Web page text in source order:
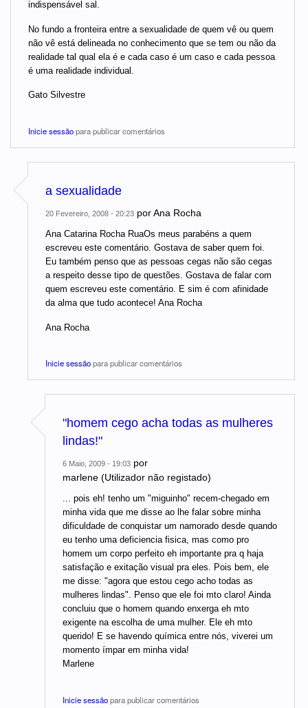
indispensável sal.
No fundo a fronteira entre a sexualidade de quem vê ou quem
não vê está delineada no conhecimento que se tem ou não da
realidade tal qual ela é e cada caso é um caso e cada pessoa
é uma realidade individual.
Gato Silvestre
Inicie sessãopara publicar comentários
a sexualidade
20 Fevereiro, 2008 - 20:23 porAna Rocha
Ana Catarina Rocha RuaOs meus parabéns a quem
escreveu este comentário. Gostava de saber quem foi.
Eu também penso que as pessoas cegas não são cegas
a respeito desse tipo de questões. Gostava de falar com
quem escreveu este comentário. E sim é com afinidade
da alma que tudo acontece! Ana Rocha
Ana Rocha
Inicie sessãopara publicar comentários
"homem cego acha todas as mulheres
lindas!"
6 Maio, 2009 - 19:03 por
marlene (Utilizador não registado)
... pois eh! tenho um "miguinho" recem-chegado em
minha vida que me disse ao lhe falar sobre minha
dificuldade de conquistar um namorado desde quando
eu tenho uma deficiencia fisica, mas como pro
homem um corpo perfeito eh importante pra q haja
satisfação e exitação visual pra eles. Pois bem, ele
me disse: "agora que estou cego acho todas as
mulheres lindas". Penso que ele foi mto claro! Ainda
concluiu que o homem quando enxerga eh mto
exigente na escolha de uma mulher. Ele eh mto
querido! E se havendo química entre nós, viverei um
momento ímpar em minha vida!
Marlene
Inicie sessãopara publicar comentários